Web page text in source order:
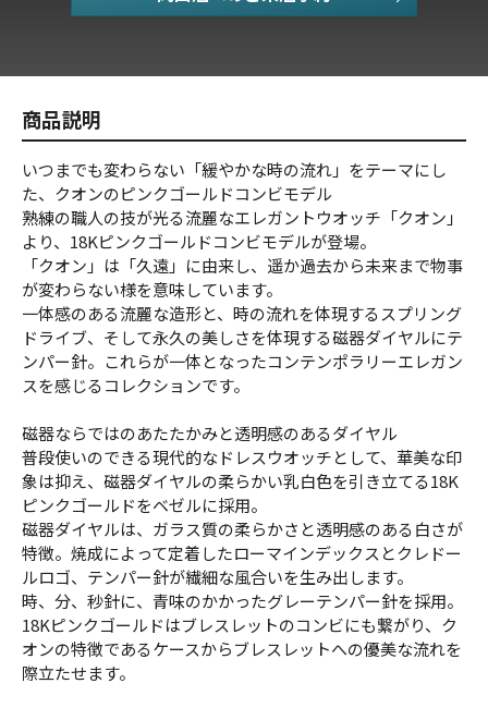
商品説明
いつまでも変わらない「緩やかな時の流れ」をテーマにし
た、クオンのピンクゴールドコンビモデル
熟練の職人の技が光る流麗なエレガントウオッチ「クオン」
より、18Kピンクゴールドコンビモデルが登場。
「クオン」は「久遠」に由来し、遥か過去から未来まで物事
が変わらない様を意味しています。
一体感のある流麗な造形と、時の流れを体現するスプリング
ドライブ、そして永久の美しさを体現する磁器ダイヤルにテ
ンパー針。これらが一体となったコンテンポラリーエレガン
スを感じるコレクションです。
磁器ならではのあたたかみと透明感のあるダイヤル
普段使いのできる現代的なドレスウオッチとして、華美な印
象は抑え、磁器ダイヤルの柔らかい乳白色を引き立てる18K
ピンクゴールドをベゼルに採用。
磁器ダイヤルは、ガラス質の柔らかさと透明感のある白さが
特徴。焼成によって定着したローマインデックスとクレドー
ルロゴ、テンパー針が繊細な風合いを生み出します。
時、分、秒針に、青味のかかったグレーテンパー針を採用。
18Kピンクゴールドはブレスレットのコンビにも繋がり、ク
オンの特徴であるケースからブレスレットへの優美な流れを
際立たせます。